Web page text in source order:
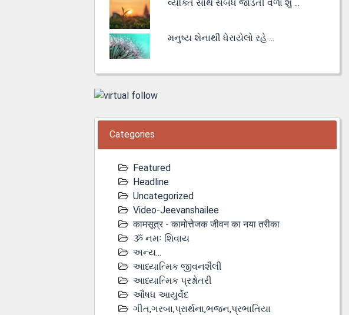
વ્યક્તિ સાથે સંબંધ જોડતી વેળા શું ...
મનુષ્ય શેનાથી ધેરાયેલો રહે ...
Categories
Featured
Headline
Uncategorized
Video-Jeevanshailee
कामसूत्र - कामोत्तेजक जीवन का नया तरीका
ૐ નમઃ શિવાય
અન્ય...
આધ્યાત્મિક જીવનશૈલી
આધ્યાત્મિક પ્રશ્નોતરી
ઔષધ આયુર્વેદ
ગીત,ગરબા,પ્રાર્થના,ભજન,પ્રભાતિયા